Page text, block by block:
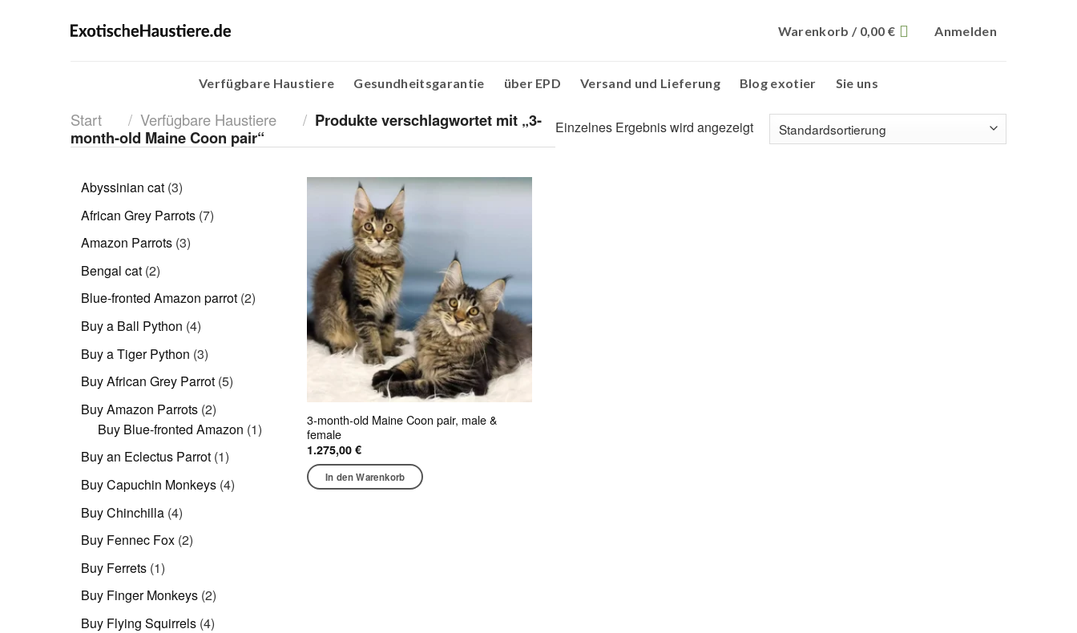
Warenkorb / 0,00€ Anmelden
Verfügbare Haustiere Gesundheitsgarantie über EPD Versand und Lieferung Blog exotier Sie uns
Start / Verfügbare Haustiere / Produkte verschlagwortet mit „3-
month-old Maine Coon pair“
Einzelnes Ergebnis wird angezeigt
Abyssinian cat 33
Produkte
African Grey Parrots 77
Amazon Parrots 33
Bengal cat 22
Produkte
Blue-fronted Amazon parrot 22
Buy a Ball Python 44
Produkte
Buy a Tiger Python 33
Produkte
Buy African Grey Parrot 55
Buy Amazon Parrots 22
Produkte
Buy Blue-fronted Amazon 11
Buy an Eclectus Parrot 11
Produkt
Buy Capuchin Monkeys 44
Buy Chinchilla 44
Produkte
Buy Fennec Fox 22
Buy Ferrets 11
Produkt
Buy Finger Monkeys 22
Produkte
Buy Flying Squirrels 44
3-month-old Maine Coon pair, male &
female
1.275,00€
In den Warenkorb